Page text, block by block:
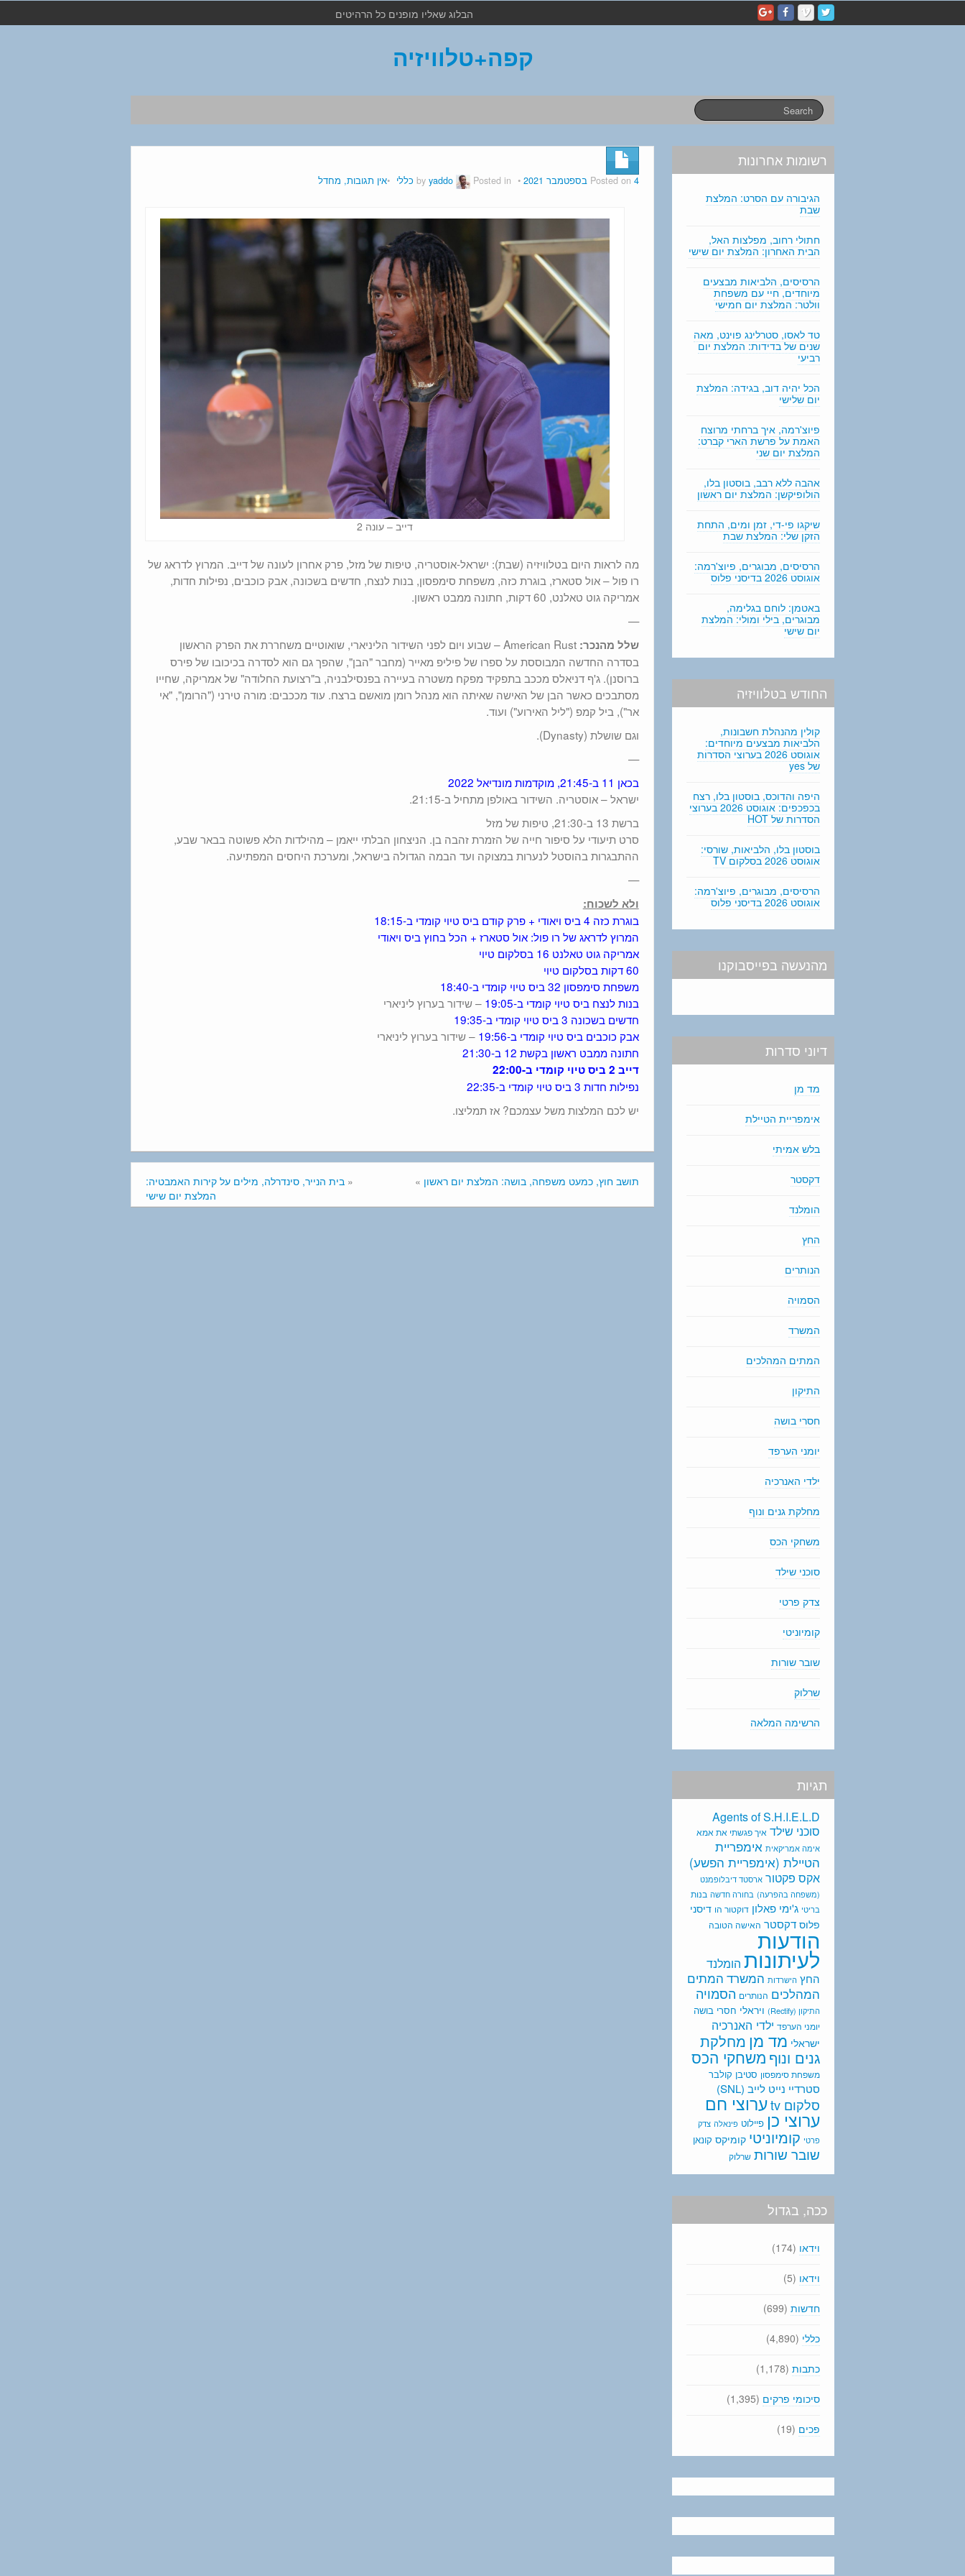
e
הבלוג שאליו מופנים כל הרהיטים
קפה+טלוויזיה
Posted on 4 בספטמבר 2021 yaddo Posted in כללי אין תגובות, מחדל
דייב – עונה 2
מה לראות היום בטלוויזיה (שבת): ישראל-אוסטריה, טיפות של מזל, פרק אחרון לעונה של דייב. המרוץ לדראג של
רו פול – אול סטארז, בוגרת כזה, משפחת סימפסון, בנות לנצח, חדשים בשכונה, אבק כוכבים, נפילות חדות,
אמריקה גוט טאלנט, 60 דקות, חתונה ממבט ראשון.
—
שלל מהנכר:
American Rust – שבוע ויום לפני השידור הליניארי, שואוטיים משחררת את הפרק הראשון
בסדרה החדשה המבוססת על ספרו של פיליפ מאייר (מחבר "הבן", שהפך גם הוא לסדרה בכיכובו של פירס
ברוסנן). ג'ף דניאלס מככב בתפקיד מפקח משטרה בעיירה בפנסילבניה, ב"רצועת החלודה" של אמריקה, שחייו
מסתבכים כאשר הבן של האישה שאיתה הוא מנהל רומן מואשם ברצח. עוד מככבים: מורה טירני ("הרומן", "אי
אר"), ביל קמפ ("ליל האירוע") ועוד.
וגם שושלת (Dynasty).
—
בכאן 11 ב-21:45, מוקדמות מונדיאל 2022
ישראל – אוסטריה. השידור באולפן מתחיל ב-21:15.
ברשת 13 ב-21:30, טיפות של מזל
סרט תיעודי על סיפור חייה של הזמרת זהבה בן. הניצחון הבלתי ייאמן – מהילדות הלא פשוטה בבאר שבע,
ההתבגרות בהוסטל לנערות במצוקה ועד הבמה הגדולה בישראל, ומערכת היחסים המפתיעה.
—
ולא לשכוח:
בוגרת כזה 4 ביס ויאודי + פרק קודם ביס טיוי קומדי ב-18:15
המרוץ לדראג של רו פול: אול סטארז + הכל בחוץ ביס ויאודי
אמריקה גוט טאלנט 16 בסלקום טיוי
60 דקות בסלקום טיוי
משפחת סימפסון 32 ביס טיוי קומדי ב-18:40
בנות לנצח ביס טיוי קומדי ב-19:05
– שידור בערוץ ליניארי
חדשים בשכונה 3 ביס טיוי קומדי ב-19:35
אבק כוכבים ביס טיוי קומדי ב-19:56
– שידור בערוץ ליניארי
חתונה ממבט ראשון בקשת 12 ב-21:30
דייב 2 ביס טיוי קומדי ב-22:00
נפילות חדות 3 ביס טיוי קומדי ב-22:35
יש לכם המלצות משל עצמכם? אז תמליצו.
« בית הנייר, סינדרלה, מילים על קירות האמבטיה:
המלצת יום שישי
תושב חוץ, כמעט משפחה, בושה: המלצת יום ראשון »
רשומות אחרונות
הגיבורה עם הסרט: המלצת
שבת
חתולי רחוב, מפלצות האל,
הבית האחרון: המלצת יום שישי
הרסיסים, הלביאות מבצעים
מיוחדים, חיי עם משפחת
וולטר: המלצת יום חמישי
טד לאסו, סטרלינג פוינט, מאה
שנים של בדידות: המלצת יום
רביעי
הכל יהיה דוב, בגידה: המלצת
יום שלישי
פיוצ'רמה, איך ברחתי מרוצח
האמת על פרשת הארי קברט:
המלצת יום שני
אהבה ללא רבב, בוסטון בלו,
הולופיקשן: המלצת יום ראשון
שיקגו פי-די, זמן ומים, התחת
הזקן שלי: המלצת שבת
הרסיסים, מבוגרים, פיוצ'רמה:
אוגוסט 2026 בדיסני פלוס
באטמן: לוחם בגלימה,
מבוגרים, בילי ומולי: המלצת
יום שישי
החודש בטלוויזיה
קולין מהנהלת חשבונות,
הלביאות מבצעים מיוחדים:
אוגוסט 2026 בערוצי הסדרות
של yes
היפה והדוכס, בוסטון בלו, רצח
בכפכפים: אוגוסט 2026 בערוצי
הסדרות של HOT
בוסטון בלו, הלביאות, שורסי:
אוגוסט 2026 בסלקום TV
הרסיסים, מבוגרים, פיוצ'רמה:
אוגוסט 2026 בדיסני פלוס
מהנעשה בפייסבוקנו
דיוני סדרות
מד מן
אימפריית הטיילת
בלש אמיתי
דקסטר
הומלנד
החץ
הנותרים
הסמויה
המשרד
המתים המהלכים
התיקון
חסרי בושה
יומני הערפד
ילדי האנרכיה
מחלקת גנים ונוף
משחקי הכס
סוכני שילד
צדק פרטי
קומיוניטי
שובר שורות
שרלוק
הרשימה המלאה
תגיות
Agents of S.H.I.E.L.D
סוכני שילד איך פגשתי את אמא
אימה אמריקאית אימפריית
הטיילת (אימפריית הפשע)
אקס פקטור ארסטד דיבלופמנט
(משפחה בהפרעה) בחורה חדשה בנות
בריטי ג'ימי פאלון דוקטור הו דיסני
פלוס דקסטר האישה הטובההודעות
לעיתונות הומלנד
החץ הישרדות המשרד המתים
המהלכים הנותרים הסמויה
התיקון (Rectify) ויראלי חסרי בושה
יומני הערפד ילדי האנרכיה
ישראלי מד מן מחלקת
גנים ונוף משחקי הכס
משפחת סימפסון סטיבן קולבר
סטרדיי נייט לייב (SNL)
סלקום tv ערוצי חם
ערוצי כן פיילוט פינאלה צדק
פרטי קומיוניטי קומיקס קונאן
שובר שורות שרלוק
ככה, בגדול
וידאו (174)
וידאו (5)
חדשות (699)
כללי (4,890)
כתבות (1,178)
סיכומי פרקים (1,395)
פכים (19)